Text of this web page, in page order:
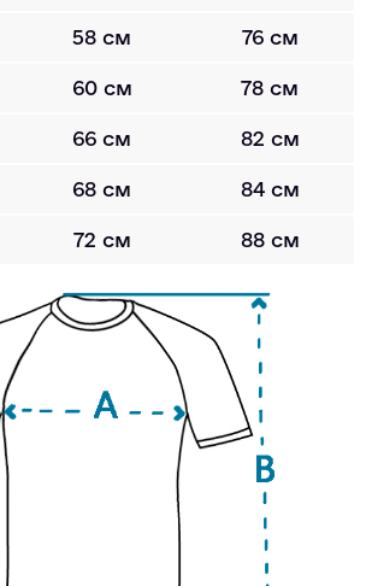
58 см 76 см
60 см 78 см
66 см 82 см
68 см 84 см
72 см 88 см